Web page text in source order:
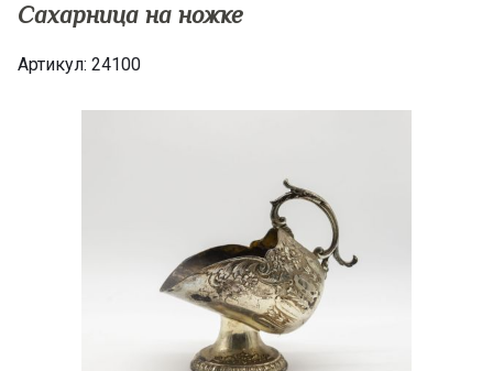
Сахарница на ножке
Артикул: 24100